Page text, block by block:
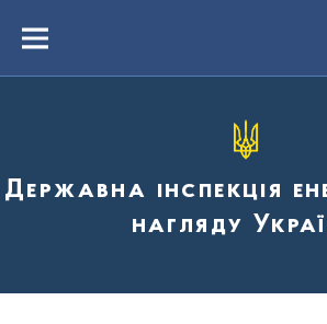
вмістуMenu
Державна інспекція
нагляду